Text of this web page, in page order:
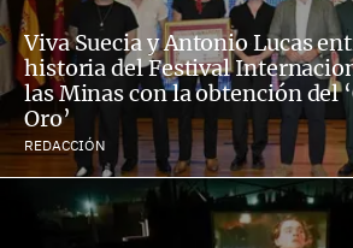
Viva Suecia y Antonio Lucas
historia del Festival
las Minas con la obtención del
Oro’
REDACCIÓN